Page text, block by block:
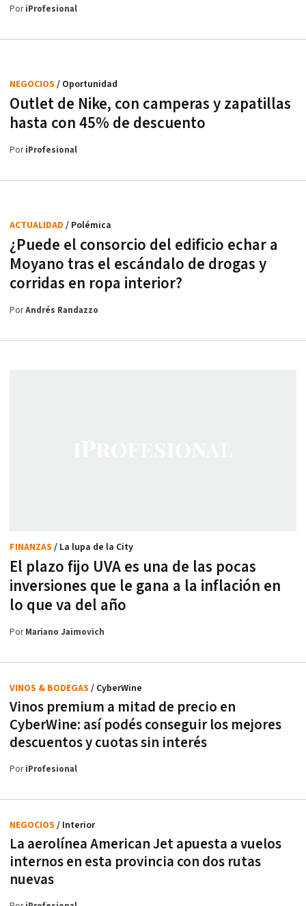
PoriProfesional
Outlet de Nike, con camperas y zapatillas
hasta con 45% de descuento
NEGOCIOS / Oportunidad
PoriProfesional
¿Puede el consorcio del edificio echar a
Moyano tras el escándalo de drogas y
corridas en ropa interior?
ACTUALIDAD / Polémica
PorAndrés Randazzo
El plazo fijo UVA es una de las pocas
inversiones que le gana a la inflación en
lo que va del año
FINANZAS / La lupa de la City
PorMariano Jaimovich
Vinos premium a mitad de precio en
CyberWine: así podés conseguir los mejores
descuentos y cuotas sin interés
VINOS & BODEGAS / CyberWine
PoriProfesional
La aerolínea American Jet apuesta a vuelos
internos en esta provincia con dos rutas
nuevas
NEGOCIOS / Interior